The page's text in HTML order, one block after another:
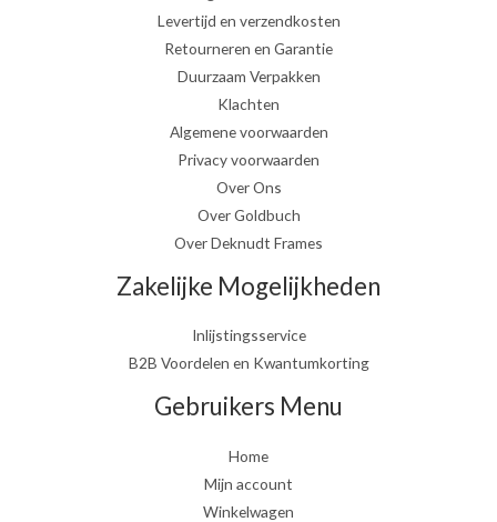
Levertijd en verzendkosten
Retourneren en Garantie
Duurzaam Verpakken
Klachten
Algemene voorwaarden
Privacy voorwaarden
Over Ons
Over Goldbuch
Over Deknudt Frames
Zakelijke Mogelijkheden
Inlijstingsservice
B2B Voordelen en Kwantumkorting
Gebruikers Menu
Home
Mijn account
Winkelwagen